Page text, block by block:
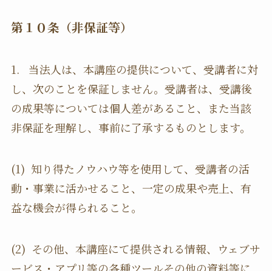
第１０条（非保証等）
1. 当法人は、本講座の提供について、受講者に対
し、次のことを保証しません。受講者は、受講後
の成果等については個人差があること、また当該
非保証を理解し、事前に了承するものとします。
(1) 知り得たノウハウ等を使用して、受講者の活
動・事業に活かせること、一定の成果や売上、有
益な機会が得られること。
(2) その他、本講座にて提供される情報、ウェブサ
ービス・アプリ等の各種ツールその他の資料等に